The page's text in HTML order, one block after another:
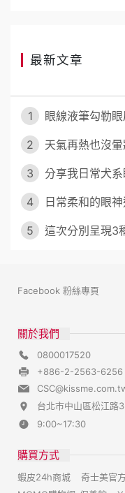
最新文章
1 眼線液筆勾勒
2 天氣再熱也沒
3 分享我日常犬
4 日常柔和的眼
5 這次分別呈現3
關於我們
0800017520
+886-2-2563-6256
台北市中山區松江路
9:00~17:30
購買方式
蝦皮24h商城 奇士美官
Facebook 粉絲專頁